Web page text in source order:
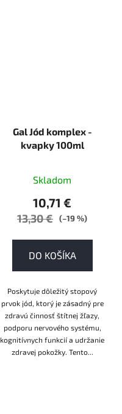
Gal Jód komplex -
kvapky 100ml
Skladom
10,71 €
13,30 € (–19 %)
DO KOŠÍKA
Poskytuje dôležitý stopový
prvok jód, ktorý je zásadný pre
zdravú činnosť štítnej žľazy,
podporu nervového systému,
kognitívnych funkcií a udržanie
zdravej pokožky. Tento...